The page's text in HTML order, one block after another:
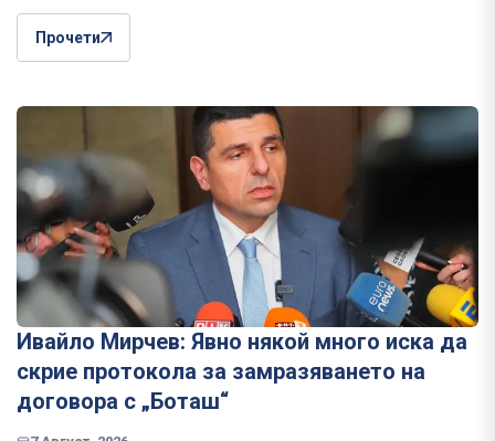
Прочети
Ивайло Мирчев: Явно някой много иска да
скрие протокола за замразяването на
договора с „Боташ“